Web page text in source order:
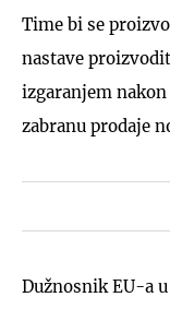
Time bi se
nastave
izgaranjem
zabranu prodaje
Dužnosnik EU-a